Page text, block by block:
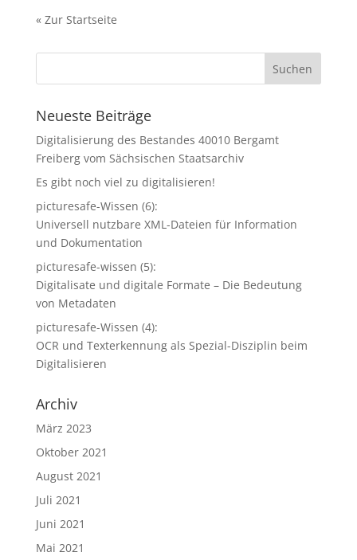
« Zur Startseite
Neueste Beiträge
Digitalisierung des Bestandes 40010 Bergamt
Freiberg vom Sächsischen Staatsarchiv
Es gibt noch viel zu digitalisieren!
picturesafe-Wissen (6):
Universell nutzbare XML-Dateien für Information
und Dokumentation
picturesafe-wissen (5):
Digitalisate und digitale Formate – Die Bedeutung
von Metadaten
picturesafe-Wissen (4):
OCR und Texterkennung als Spezial-Disziplin beim
Digitalisieren
Archiv
März 2023
Oktober 2021
August 2021
Juli 2021
Juni 2021
Mai 2021